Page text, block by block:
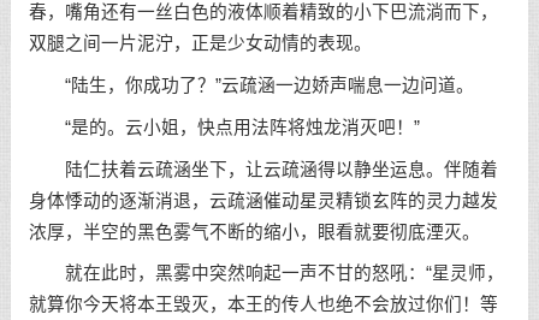
春，嘴角还有一丝白色的液体顺着精致的小下巴流淌而下，
双腿之间一片泥泞，正是少女动情的表现。
“陆生，你成功了？”云疏涵一边娇声喘息一边问道。
“是的。云小姐，快点用法阵将烛龙消灭吧！”
陆仁扶着云疏涵坐下，让云疏涵得以静坐运息。伴随着
身体悸动的逐渐消退，云疏涵催动星灵精锁玄阵的灵力越发
浓厚，半空的黑色雾气不断的缩小，眼看就要彻底湮灭。
就在此时，黑雾中突然响起一声不甘的怒吼：“星灵师，
就算你今天将本王毁灭，本王的传人也绝不会放过你们！等